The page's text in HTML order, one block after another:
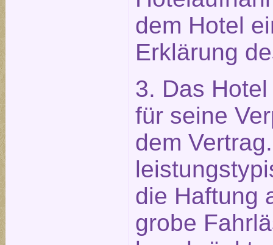
dem Hotel
Erklärung
3. Das
für seine
dem
die Haftung
grobe